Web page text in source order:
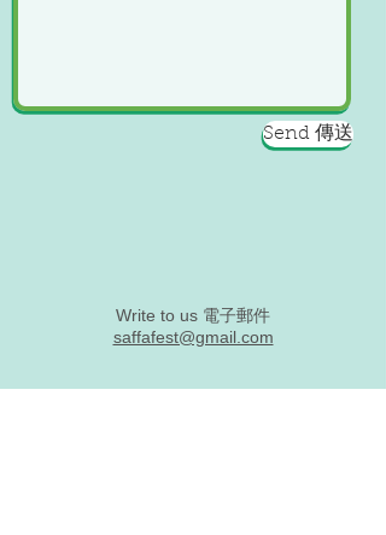
Send 傳送
Write to us 電子郵件
saffafest@gmail.com